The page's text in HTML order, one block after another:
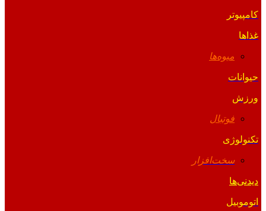
کامپیوتر
غذاها
میوه‌ها
حیوانات
ورزش
فوتبال
تکنولوژی
سخت‌افزار
دیدنی‌ها
اتوموبیل